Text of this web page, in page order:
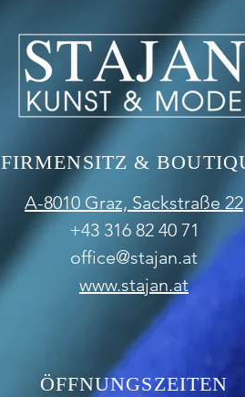
FIRMENSITZ &
A-8010 Graz, Sackstraße 22
+43 316 82 40 71
office@stajan.at
www.stajan.at
ÖFFNUNGSZEITEN